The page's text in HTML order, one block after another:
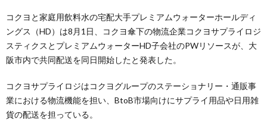
コクヨと家庭用飲料水の宅配大手プレミアムウォーターホールディ
ングス（HD）は8月1日、コクヨ傘下の物流企業コクヨサプライロジ
スティクスとプレミアムウォーターHD子会社のPWリソースが、大
阪市内で共同配送を同日開始したと発表した。
コクヨサプライロジはコクヨグループのステーショナリー・通販事
業における物流機能を担い、BtoB市場向けにサプライ用品や日用雑
貨の配送を担っている。